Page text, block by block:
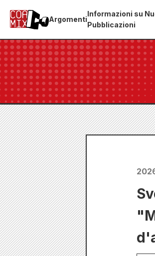
Argomenti
Informazioni su
Pubblicazioni